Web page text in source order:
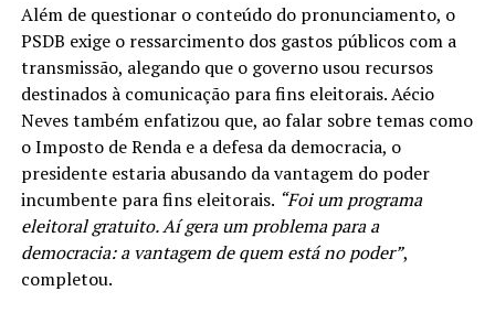
Além de questionar o conteúdo do pronunciamento, o
PSDB exige o ressarcimento dos gastos públicos com a
transmissão, alegando que o governo usou recursos
destinados à comunicação para fins eleitorais. Aécio
Neves também enfatizou que, ao falar sobre temas como
o Imposto de Renda e a defesa da democracia, o
presidente estaria abusando da vantagem do poder
incumbente para fins eleitorais. “Foi um programa
eleitoral gratuito. Aí gera um problema para a
democracia: a vantagem de quem está no poder”,
completou.